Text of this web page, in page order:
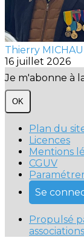
Thierry
16 juillet 2026
Je m'abonne à
OK
Plan du
Licences
Mentions
CGUV
Se
Propulsé
associations